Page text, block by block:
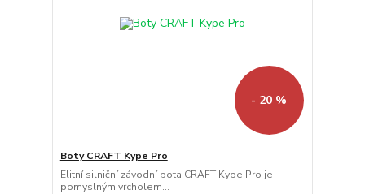
- 20 %
Boty CRAFT Kype Pro
Elitní silniční závodní bota CRAFT Kype Pro je
pomyslným vrcholem...